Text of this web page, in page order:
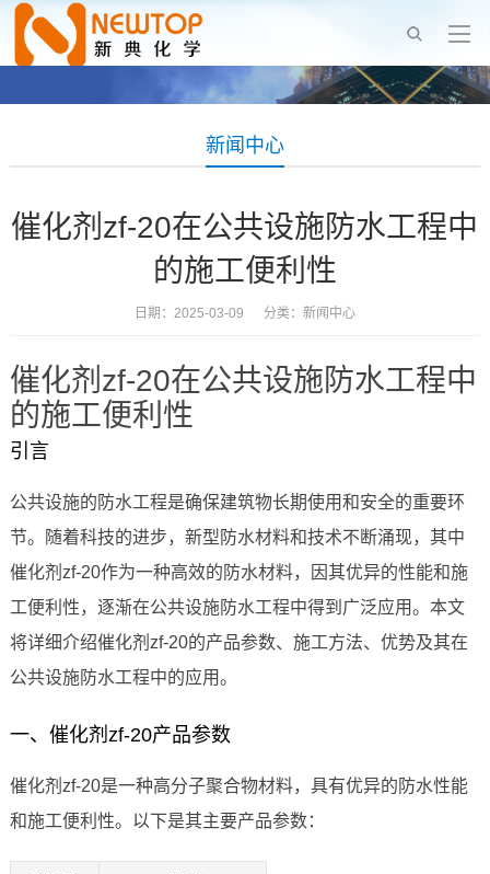
新闻中心
催化剂zf-20在公共设施防水工程中
的施工便利性
日期：2025-03-09 分类： 新闻中心
催化剂zf-20在公共设施防水工程中
的施工便利性
引言
公共设施的防水工程是确保建筑物长期使用和安全的重要环
节。随着科技的进步，新型防水材料和技术不断涌现，其中
催化剂zf-20作为一种高效的防水材料，因其优异的性能和施
工便利性，逐渐在公共设施防水工程中得到广泛应用。本文
将详细介绍催化剂zf-20的产品参数、施工方法、优势及其在
公共设施防水工程中的应用。
一、催化剂zf-20产品参数
催化剂zf-20是一种高分子聚合物材料，具有优异的防水性能
和施工便利性。以下是其主要产品参数：